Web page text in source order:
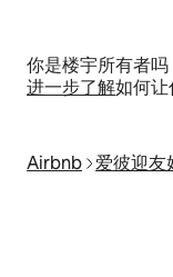
你是楼宇所有者吗
进一步了解如何让
Airbnb 爱彼迎友